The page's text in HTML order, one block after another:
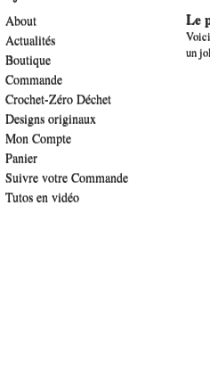
About
Actualités
Boutique
Commande
Crochet-Zéro Déchet
Designs originaux
Mon Compte
Panier
Suivre votre Commande
Tutos en vidéo
Le
un